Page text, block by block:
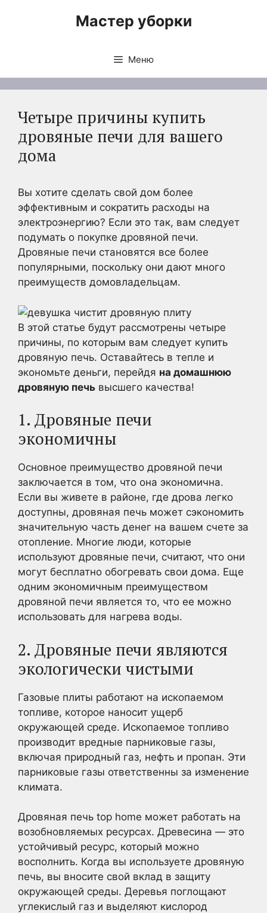
Мастер уборки
Меню
Четыре причины купить
дровяные печи для вашего
дома
Вы хотите сделать свой дом более
эффективным и сократить расходы на
электроэнергию? Если это так, вам следует
подумать о покупке дровяной печи.
Дровяные печи становятся все более
популярными, поскольку они дают много
преимуществ домовладельцам.
В этой статье будут рассмотрены четыре
причины, по которым вам следует купить
дровяную печь. Оставайтесь в тепле и
экономьте деньги, перейдя на домашнюю
дровяную печь высшего качества!
1. Дровяные печи
экономичны
Основное преимущество дровяной печи
заключается в том, что она экономична.
Если вы живете в районе, где дрова легко
доступны, дровяная печь может сэкономить
значительную часть денег на вашем счете за
отопление. Многие люди, которые
используют дровяные печи, считают, что они
могут бесплатно обогревать свои дома. Еще
одним экономичным преимуществом
дровяной печи является то, что ее можно
использовать для нагрева воды.
2. Дровяные печи являются
экологически чистыми
Газовые плиты работают на ископаемом
топливе, которое наносит ущерб
окружающей среде. Ископаемое топливо
производит вредные парниковые газы,
включая природный газ, нефть и пропан. Эти
парниковые газы ответственны за изменение
климата.
Дровяная печь top home может работать на
возобновляемых ресурсах. Древесина — это
устойчивый ресурс, который можно
восполнить. Когда вы используете дровяную
печь, вы вносите свой вклад в защиту
окружающей среды. Деревья поглощают
углекислый газ и выделяют кислород